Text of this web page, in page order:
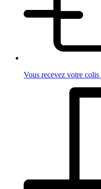
Vous recevez votre